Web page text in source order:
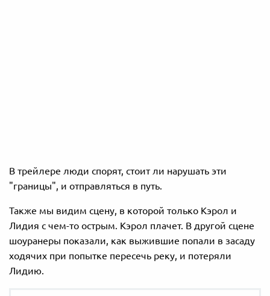
В трейлере люди спорят, стоит ли нарушать эти
"границы", и отправляться в путь.
Также мы видим сцену, в которой только Кэрол и
Лидия с чем-то острым. Кэрол плачет. В другой сцене
шоуранеры показали, как выжившие попали в засаду
ходячих при попытке пересечь реку, и потеряли
Лидию.